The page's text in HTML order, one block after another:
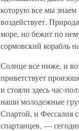
которую все мы
воздействует.
море, но бежит по
сормовский корабль
Солнце все ниже, и
приветствует
и стояли здесь час-
наши молодежные
Спартой, и Фессалия
спартанцев, —